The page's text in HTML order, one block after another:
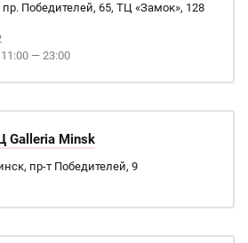
Победителей, 65, ТЦ «Замок», 128
— 23:00
Galleria Minsk
пр-т Победителей, 9